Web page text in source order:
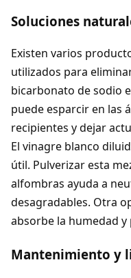
Soluciones
Existen varios
utilizados para
bicarbonato de sodio
puede esparcir en las
recipientes y dejar
El vinagre blanco
útil. Pulverizar esta
alfombras ayuda a
desagradables. Otra
absorbe la humedad y
Mantenimiento y